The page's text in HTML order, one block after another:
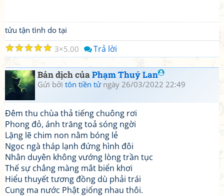
tửu tận tình do tại
☆
☆
☆
☆
☆ 3 5.00 Trả lời
Bản dịch củaPhạm Thuý Lan
Gửi bởi tôn tiền tửngày 26/03/2022 22:49
Đêm thu chùa thả tiếng chuông rơi
Phong đỏ, ánh trăng toả sóng ngời
Lặng lẽ chim non nằm bóng lẻ
Ngọc ngà tháp lạnh đứng hình đôi
Nhân duyên không vướng lòng trần tục
Thế sự chẳng màng mắt biển khơi
Hiểu thuyết tương đồng dù phải trái
Cung ma nước Phật giống nhau thôi.